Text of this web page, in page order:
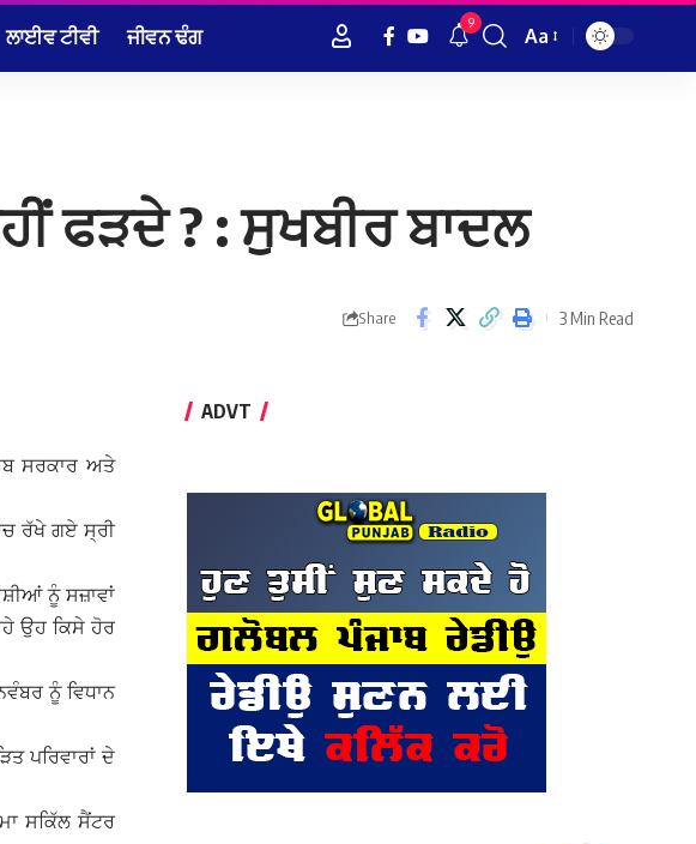
ਲਾਈਵ ਟੀਵੀ ਜੀਵਨ ਢੰਗ 9
Font
Aa
ਫੜਦੇ ? : ਸੁਖਬੀਰ ਬਾਦਲ
Share 3 Min Read
ਸਰਕਾਰ ਅਤੇ
ਰੱਖੇ ਗਏ ਸ੍ਰੀ
ਨੂੰ ਸਜ਼ਾਵਾਂ
ਉਹ ਕਿਸੇ ਹੋਰ
ਨੂੰ ਵਿਧਾਨ
ਪਰਿਵਾਰਾਂ ਦੇ
ਸਕਿੱਲ ਸੈਂਟਰ
ADVT